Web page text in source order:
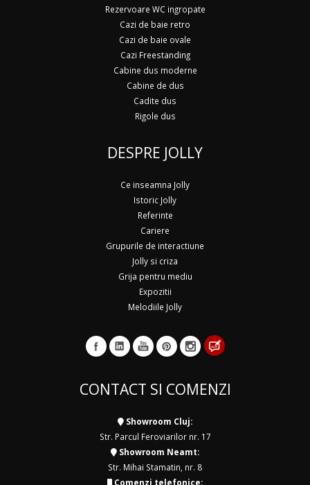
Rezervoare WC ingropate
Cazi de baie retro
Cazi de baie ovale
Cazi Freestanding
Cabine dus moderne
Cabine de dus
Cadite dus
Rigole dus
DESPRE JOLLY
Ce inseamna Jolly
Istoric Jolly
Referinte
Cariere
Grupurile de interactiune
Jolly si criza
Grija pentru mediu
Expozitii
Melodiile Jolly
CONTACT SI COMENZI
Showroom Cluj:
Str. Parcul Feroviarilor nr. 17
Showroom Neamt:
Str. Mihai Stamatin, nr. 8
Comenzi telefonice: